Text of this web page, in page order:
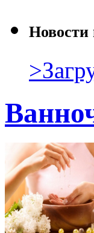
Новости